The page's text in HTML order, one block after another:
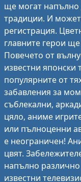
ще могат напълно
традиции. И
регистрация.
главните герои
Повечето от
известни японски
популярните от
забавления за
съблекални,
цяло, аниме
или пълноценни
е неограничен!
цвят.
напълно различно
известни